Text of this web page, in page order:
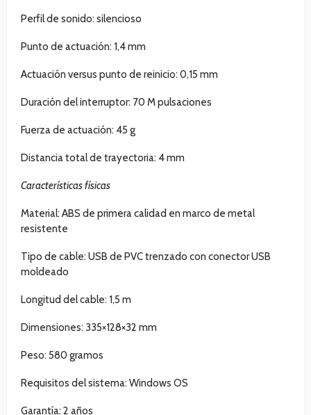
Perfil de sonido: silencioso
Punto de actuación: 1,4 mm
Actuación versus punto de reinicio: 0,15 mm
Duración del interruptor: 70 M pulsaciones
Fuerza de actuación: 45 g
Distancia total de trayectoria: 4 mm
Características físicas
Material: ABS de primera calidad en marco de metal
resistente
Tipo de cable: USB de PVC trenzado con conector USB
moldeado
Longitud del cable: 1,5 m
Dimensiones: 335×128×32 mm
Peso: 580 gramos
Requisitos del sistema: Windows OS
Garantía: 2 años